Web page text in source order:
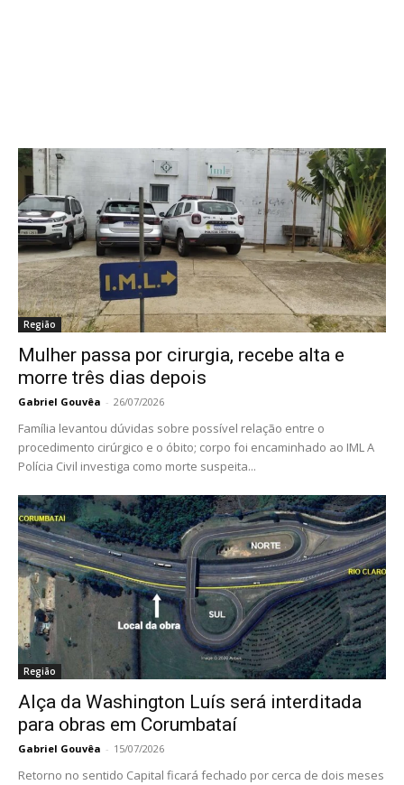
Região
Mulher passa por cirurgia, recebe alta e
morre três dias depois
Gabriel Gouvêa - 26/07/2026
Família levantou dúvidas sobre possível relação entre o
procedimento cirúrgico e o óbito; corpo foi encaminhado ao IML A
Polícia Civil investiga como morte suspeita...
Região
Alça da Washington Luís será interditada
para obras em Corumbataí
Gabriel Gouvêa - 15/07/2026
Retorno no sentido Capital ficará fechado por cerca de dois meses